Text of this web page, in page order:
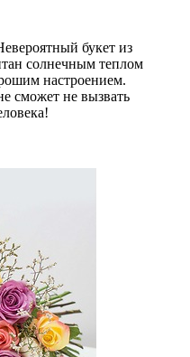
букет из
солнечным теплом
настроением.
сможет не вызвать